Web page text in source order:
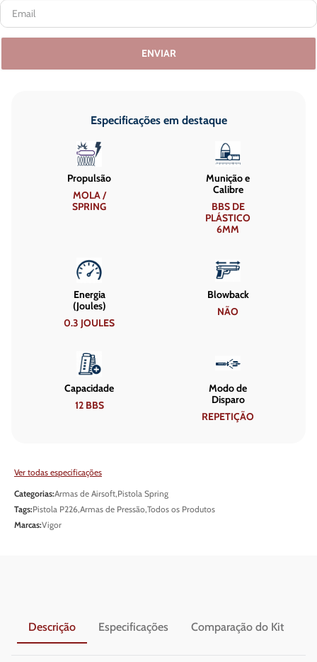
ENVIAR
Especificações em destaque
Propulsão
MOLA /
SPRING
Munição e
Calibre
BBS DE
PLÁSTICO
6MM
Energia
(Joules)
0.3 JOULES
Blowback
NÃO
Capacidade
12 BBS
Modo de
Disparo
REPETIÇÃO
Ver todas especificações
Categorias:Armas de Airsoft,Pistola Spring
Tags:Pistola P226,Armas de Pressão,Todos os Produtos
Marcas:Vigor
Descrição Especificações Comparação do Kit